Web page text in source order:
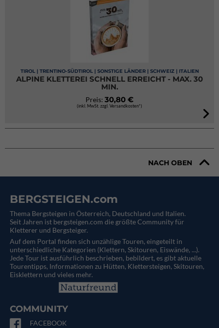
TIROL | TRENTINO-SÜDTIROL | SONSTIGE LÄNDER | SCHWEIZ | ITALIEN
ALPINE KLETTEREI SCHNELL ERREICHT - MAX. 30
MIN.
Preis: 30,80 €
(inkl. MwSt. zzgl. Versandkosten*)
NACH OBEN
BERGSTEIGEN.com
Thema Bergsteigen in Österreich, Deutschland und Italien.
Seit Jahren ist bergsteigen.com die größte Community für
Kletterer und Bergsteiger.
Auf dem Portal finden sich unzählige Touren, eingeteilt in
unterschiedliche Kategorien (Klettern, Skitouren, Eiswände, ...).
Jede Tour ist ausführlich beschrieben, bebildert, es gibt aktuelle
Tourentipps, Informationen zu Hütten, Klettersteigen, Skitouren,
Eisklettern und vieles mehr.
COMMUNITY
FACEBOOK